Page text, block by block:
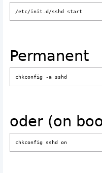
/etc/init.d/sshd start
Permanent
chkconfig -a sshd
oder (on
chkconfig sshd on